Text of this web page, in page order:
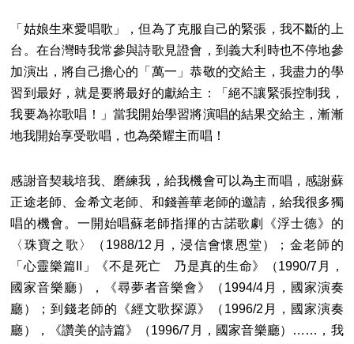
「姑娘生來愛唱歌」，但為了克服自己的緊張，我不斷的上
台。在台灣時我常參與詩歌見證會，到義大利時也不停地參
加演出，將自己擔心的「萬一」恭敬的交給主，我盡力的學
習到最好，就是要將最好的獻給主：「絕不讓緊張控制我，
我要為祢歌唱！」當我開始學習將演唱的結果交給主，漸漸
地我開始享受歌唱，也為榮耀主而唱！
感謝音契栽培我、磨練我，給我機會可以為主而唱，感謝蘇
正途老師、金希文老師、和錢善華老師的邀請，給我很多獨
唱的機會。一開始唱蘇老師指揮的古諾歌劇《浮士德》的
〈珠寶之歌〉（1988/12月，浸信會懷恩堂）；金老師的
「心靈樂篇II」《不是死亡 乃是真的生命》（1990/7月，
國家音樂廳），《尋夢者音樂會》（1994/4月，國家演奏
廳）；到錢老師的《經文歌探源》（1996/2月，國家演奏
廳），《讚美的詩篇》（1996/7月，國家音樂廳）……，我